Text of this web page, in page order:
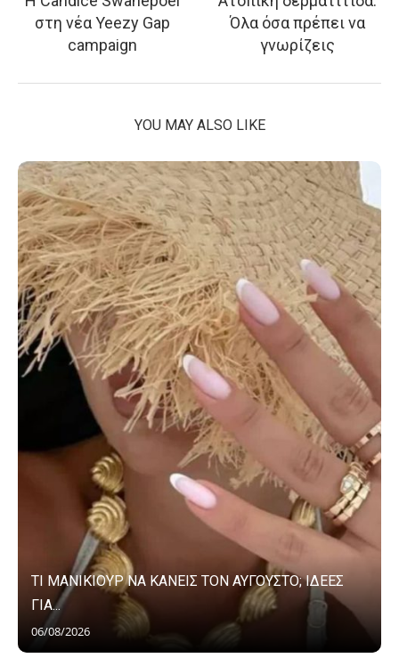
στη νέα Yeezy Gap
campaign
Όλα όσα πρέπει να
γνωρίζεις
YOU MAY ALSO LIKE
ΤΙ ΜΑΝΙΚΙΟΥΡ ΝΑ ΚΑΝΕΙΣ ΤΟΝ ΑΥΓΟΥΣΤΟ; ΙΔΕΕΣ
ΓΙΑ...
06/08/2026